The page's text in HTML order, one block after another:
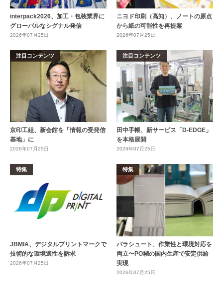
interpack2026、加工・包装業界に
グローバルなシグナル発信
2026年07月25日
ニヨド印刷（高知）、ノートの原点
から紙の可能性を再提案
2026年07月25日
注目コンテンツ
京印工組、新会館を「情報の受発信
基地」に
2026年07月25日
注目コンテンツ
田中手帳、新サービス「D-EDGE」
を本格展開
2026年07月25日
特集
JBMIA、デジタルプリントマークで
技術的な環境適性を訴求
2026年07月25日
特集
パラシュート、作業性と環境対応を
両立〜PO糊の国内生産で安定供給
実現
2026年07月25日